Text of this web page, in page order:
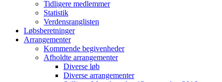
Tidligere medlemmer
Statistik
Verdensranglisten
Løbsberetninger
Arrangementer
Kommende begivenheder
Afholdte arrangementer
Diverse løb
Diverse arrangementer